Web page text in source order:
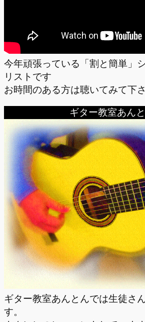
今年頑張っている「割と簡単」
リストです
お時間のある方は聴いてみて下
ギター教室あん
ギター教室あんとんでは生徒さ
す。